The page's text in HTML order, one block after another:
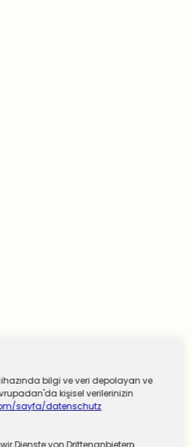
bilgi ve veri depolayan ve
kişisel verilerinizin
sayfa/datenschutz
Dienste von Drittenanbietern